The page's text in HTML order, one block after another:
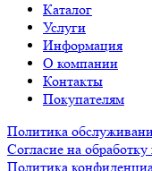
Каталог
Услуги
Информация
О компании
Контакты
Покупателям
Политика
Согласие на
Политика